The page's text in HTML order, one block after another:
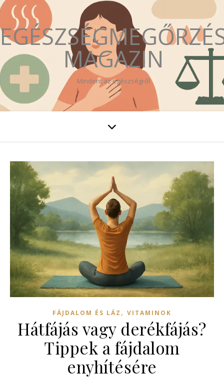
MAGAZIN
Mindent az egészségről
FÁJDALOM ÉS LÁZ , VITAMINOK
Hátfájás vagy derékfájás?
Tippek a fájdalom
enyhítésére